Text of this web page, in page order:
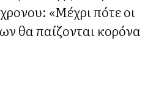
«Μέχρι πότε οι
θα παίζονται κορόνα